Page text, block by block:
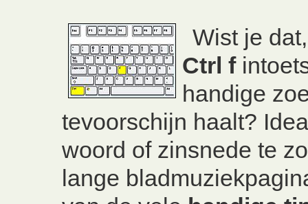
Wist je
Ctrl f
handige
tevoorschijn haalt?
woord of zinsnede te
lange